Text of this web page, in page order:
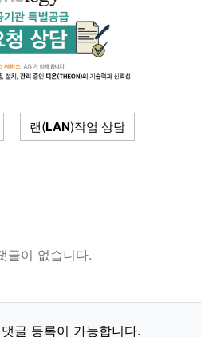
랜(LAN)작업 상담
글이 없습니다.
글 등록이 가능합니다.